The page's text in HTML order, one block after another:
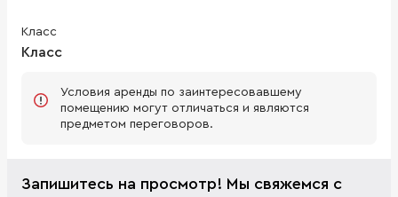
Класс
Класс
Условия аренды по заинтересовавшему
помещению могут отличаться и являются
предметом переговоров.
Запишитесь на просмотр! Мы свяжемся с